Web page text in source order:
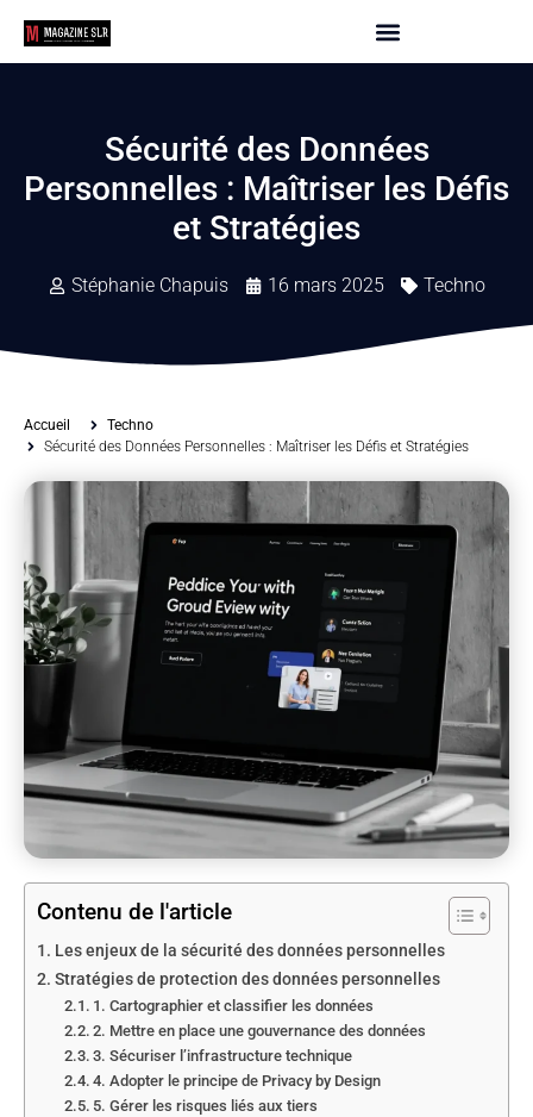
Sécurité des Données
Personnelles : Maîtriser les Défis
et Stratégies
Stéphanie Chapuis 16 mars 2025 Techno
Accueil
Techno
Sécurité des Données Personnelles : Maîtriser les Défis et Stratégies
Contenu de l'article
Les enjeux de la sécurité des données personnelles
Stratégies de protection des données personnelles
1. Cartographier et classifier les données
2. Mettre en place une gouvernance des données
3. Sécuriser l’infrastructure technique
4. Adopter le principe de Privacy by Design
5. Gérer les risques liés aux tiers